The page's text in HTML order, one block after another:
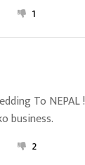
1
To NEPAL
business.
2